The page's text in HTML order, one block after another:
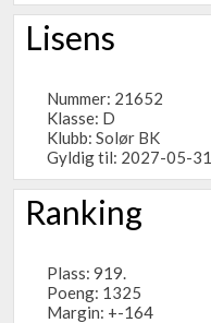
Lisens
Nummer: 21652
Klasse: D
Klubb: Solør BK
Gyldig til: 2027-05-31
Ranking
Plass: 919.
Poeng: 1325
Margin: +-164